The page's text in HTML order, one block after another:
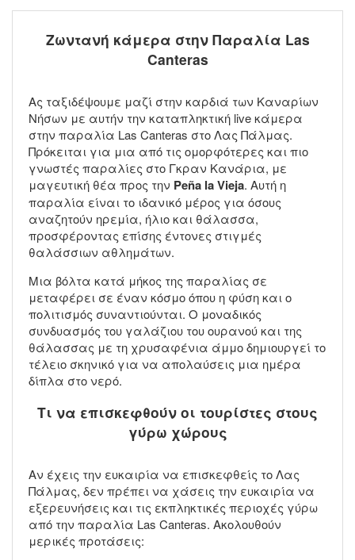
Ζωντανή κάμερα στην Παραλία Las
Canteras
Ας ταξιδέψουμε μαζί στην καρδιά των Καναρίων
Νήσων με αυτήν την καταπληκτική live κάμερα
στην παραλία Las Canteras στο Λας Πάλμας.
Πρόκειται για μια από τις ομορφότερες και πιο
γνωστές παραλίες στο Γκραν Κανάρια, με
μαγευτική θέα προς την Peña la Vieja. Αυτή η
παραλία είναι το ιδανικό μέρος για όσους
αναζητούν ηρεμία, ήλιο και θάλασσα,
προσφέροντας επίσης έντονες στιγμές
θαλάσσιων αθλημάτων.
Μια βόλτα κατά μήκος της παραλίας σε
μεταφέρει σε έναν κόσμο όπου η φύση και ο
πολιτισμός συναντιούνται. Ο μοναδικός
συνδυασμός του γαλάζιου του ουρανού και της
θάλασσας με τη χρυσαφένια άμμο δημιουργεί το
τέλειο σκηνικό για να απολαύσεις μια ημέρα
δίπλα στο νερό.
Τι να επισκεφθούν οι τουρίστες στους
γύρω χώρους
Αν έχεις την ευκαιρία να επισκεφθείς το Λας
Πάλμας, δεν πρέπει να χάσεις την ευκαιρία να
εξερευνήσεις και τις εκπληκτικές περιοχές γύρω
από την παραλία Las Canteras. Ακολουθούν
μερικές προτάσεις: